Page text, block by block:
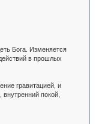
Бога. Изменяется
в прошлых
гравитацией, и
покой,